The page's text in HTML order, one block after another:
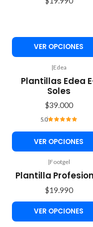
VER OPCIONES
|Edea
Plantillas Edea
Soles
$39.000
5.0
VER OPCIONES
|Footgel
Plantilla
$19.990
VER OPCIONES